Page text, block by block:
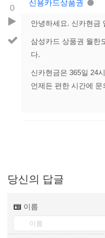
0
신용카드상품권
안녕하세요. 신카현금
삼성카드 상품권 월한
다.
신카현금은 365일 24
언제든 편한 시간에
당신의 답글
이름